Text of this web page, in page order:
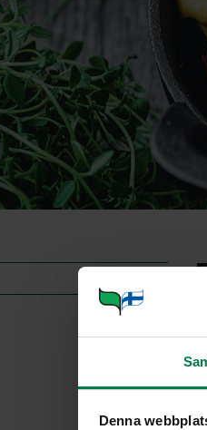
Denna